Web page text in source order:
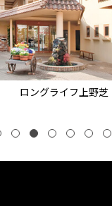
ロングライフうつぼ公園